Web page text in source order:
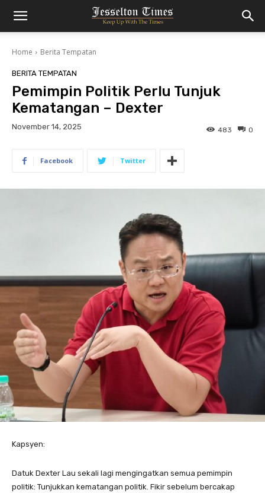
Home Berita Tempatan
BERITA TEMPATAN
Pemimpin Politik Perlu Tunjuk
Kematangan – Dexter
November 14, 2025 0
483
Facebook Twitter
Kapsyen:
Datuk Dexter Lau sekali lagi mengingatkan semua pemimpin
politik: Tunjukkan kematangan politik. Fikir sebelum bercakap